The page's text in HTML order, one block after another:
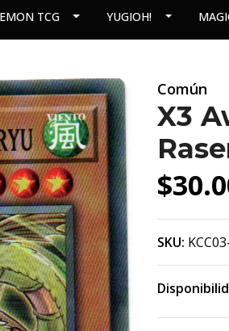
TCG YUGIOH!
Común
X3
SKU: